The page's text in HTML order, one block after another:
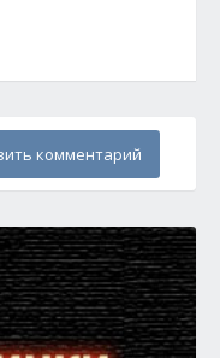
комментарий